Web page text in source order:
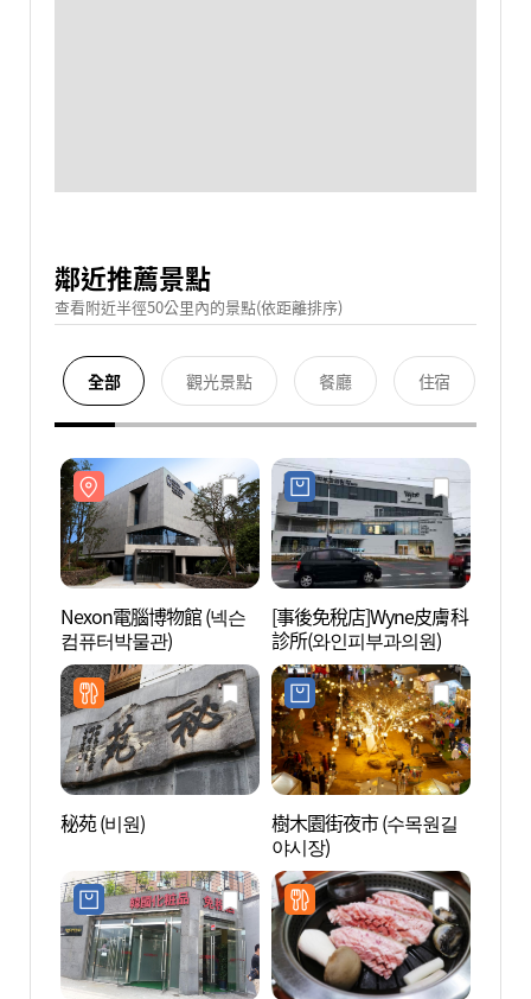
鄰近推薦景點
查看附近半徑50公里內的景點(依距離排序)
全部 觀光景點 餐廳 住宿
Nexon電腦博物館 (넥슨
컴퓨터박물관)
[事後免稅店]Wyne皮膚科
診所(와인피부과의원)
秘苑 (비원)
樹木園街夜市 (수목원길
야시장)